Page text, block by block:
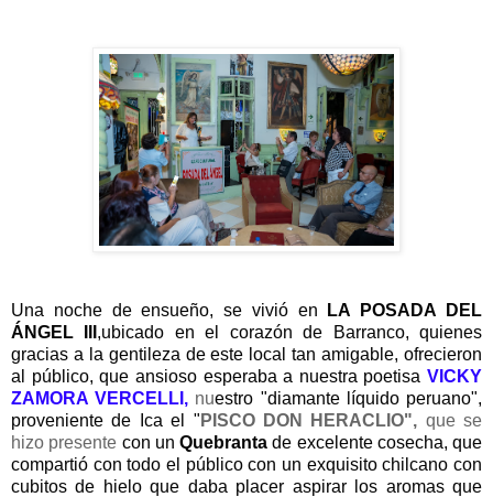
Una noche de ensueño, se vivió en
LA POSADA DEL
ÁNGEL III ,ubicado en el corazón de Barranco, quienes
gracias a la gentileza de este local tan amigable, ofrecieron
al público, que ansioso esperaba a nuestra poetisa VICKY
ZAMORA VERCELLI, nuestro "diamante líquido peruano",
proveniente de Ica el " PISCO DON HERACLIO", que se
hizo presente con un Quebranta de excelente cosecha, que
compartió con todo el público con un exquisito chilcano con
cubitos de hielo que daba placer aspirar los aromas que